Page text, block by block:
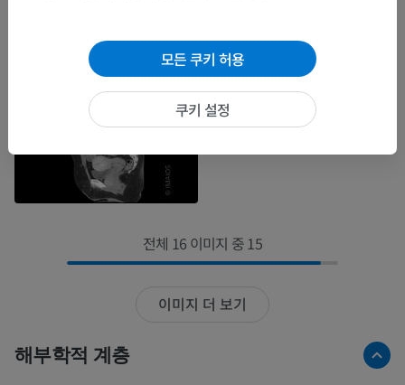
전체 16 이미지 중 15
이미지 더 보기
해부학적 계층
모든 쿠키 허용
쿠키 설정